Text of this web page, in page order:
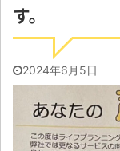
す。
2024年6月5日